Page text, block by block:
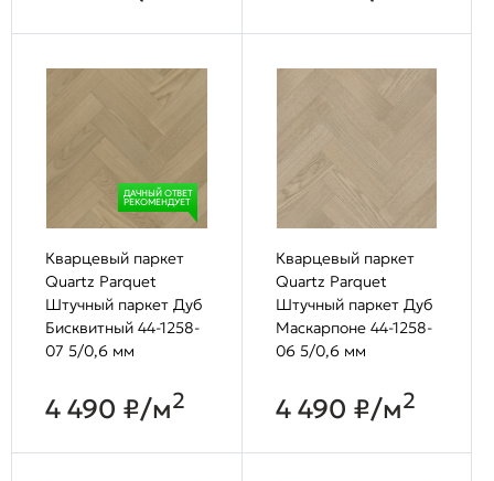
ДАЧНЫЙ ОТВЕТ
РЕКОМЕНДУЕТ
Кварцевый паркет
Quartz Parquet
Штучный паркет Дуб
Бисквитный 44-1258-
07 5/0,6 мм
4 490 ₽/м2
Кварцевый паркет
Quartz Parquet
Штучный паркет Дуб
Маскарпоне 44-1258-
06 5/0,6 мм
4 490 ₽/м2